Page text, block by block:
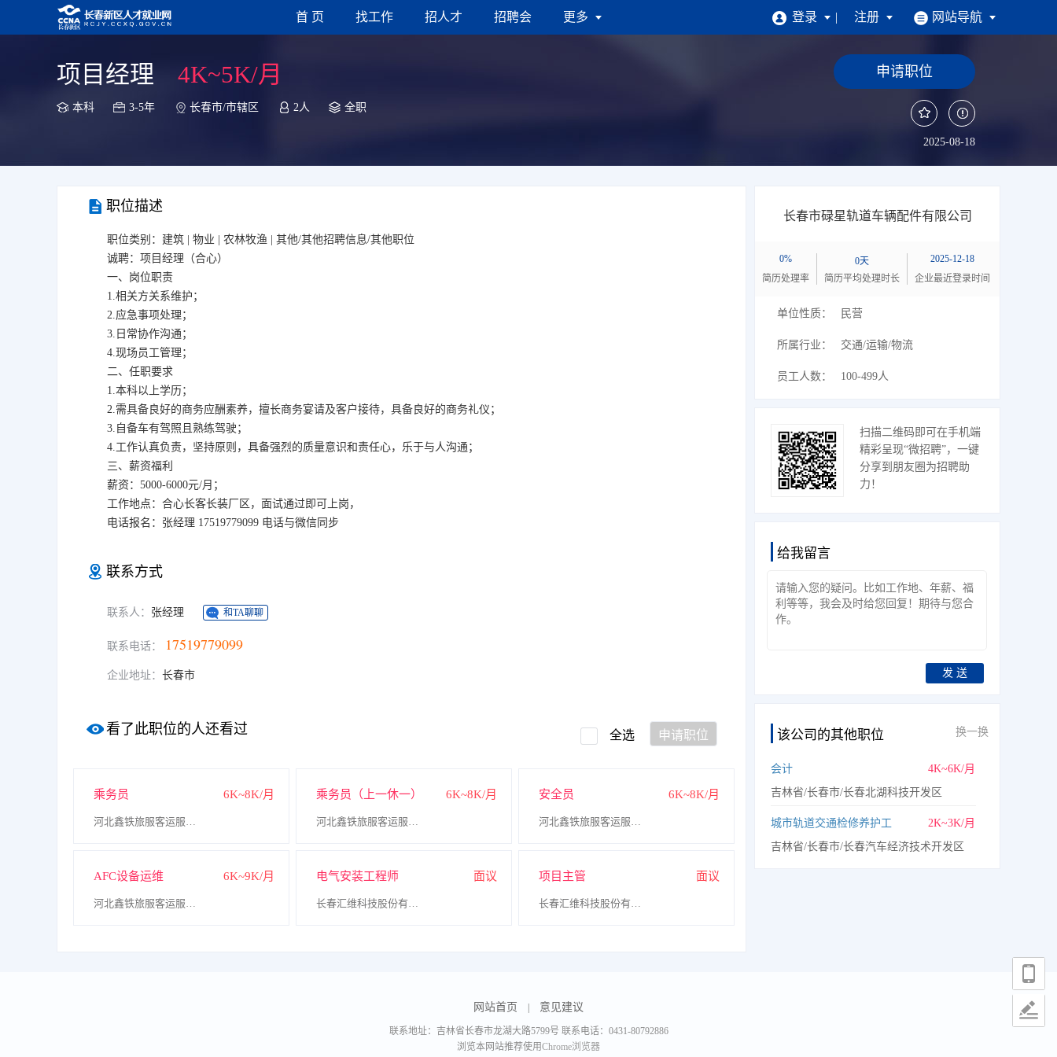
首 页 找工作 招人才 招聘会 更多 登录 注册 网站导航
求职找工作
掌上求职
项目经理 4K~5K/月
本科 3-5年 长春市/市辖区 2人 全职
申请职位
2025-08-18
职位描述
职位类别：建筑 | 物业 | 农林牧渔 | 其他/其他招聘信息/其他职位
诚聘：项目经理（合心）
一、岗位职责
1.相关方关系维护；
2.应急事项处理；
3.日常协作沟通；
4.现场员工管理；
二、任职要求
1.本科以上学历；
2.需具备良好的商务应酬素养，擅长商务宴请及客户接待，具备良好的商务礼仪；
3.自备车有驾照且熟练驾驶；
4.工作认真负责，坚持原则，具备强烈的质量意识和责任心，乐于与人沟通；
三、薪资福利
薪资：5000-6000元/月；
工作地点：合心长客长装厂区，面试通过即可上岗，
电话报名：张经理 17519779099 电话与微信同步
联系方式
联系人： 张经理 和TA聊聊
联系电话： 17519779099
企业地址： 长春市
看了此职位的人还看过 全选 申请职位
乘务员 6K~8K/月
河北鑫铁旅服客运服务有限公司
乘务员（上一休一） 6K~8K/月
河北鑫铁旅服客运服务有限公司
安全员 6K~8K/月
河北鑫铁旅服客运服务有限公司
AFC设备运维 6K~9K/月
河北鑫铁旅服客运服务有限公司
电气安装工程师 面议
长春汇维科技股份有限公司
项目主管 面议
长春汇维科技股份有限公司
长春市碌星轨道车辆配件有限公司
0%
简历处理率
0天
简历平均处理时长
2025-12-18
企业最近登录时间
单位性质： 民营
所属行业： 交通/运输/物流
员工人数： 100-499人
扫描二维码即可在手机端
精彩呈现“微招聘”，一键
分享到朋友圈为招聘助
力！
给我留言
发 送
该公司的其他职位 换一换
会计
4K~6K/月
吉林省/长春市/长春北湖科技开发区
城市轨道交通检修养护工
2K~3K/月
吉林省/长春市/长春汽车经济技术开发区
网站首页 意见建议
联系地址：吉林省长春市龙湖大路5799号 联系电话：0431-80792886
浏览本网站推荐使用Chrome浏览器